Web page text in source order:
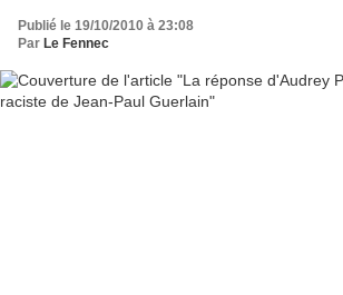
Publié le 19/10/2010 à 23:08
Par Le Fennec